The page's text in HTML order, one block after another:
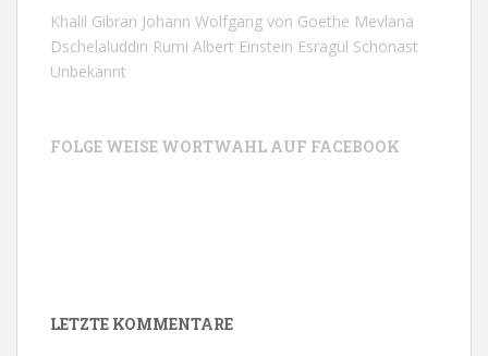
Khalil Gibran Johann Wolfgang von Goethe Mevlana
Dschelaluddin Rumi Albert Einstein Esragül Schönast
Unbekannt
FOLGE WEISE WORTWAHL AUF FACEBOOK
LETZTE KOMMENTARE